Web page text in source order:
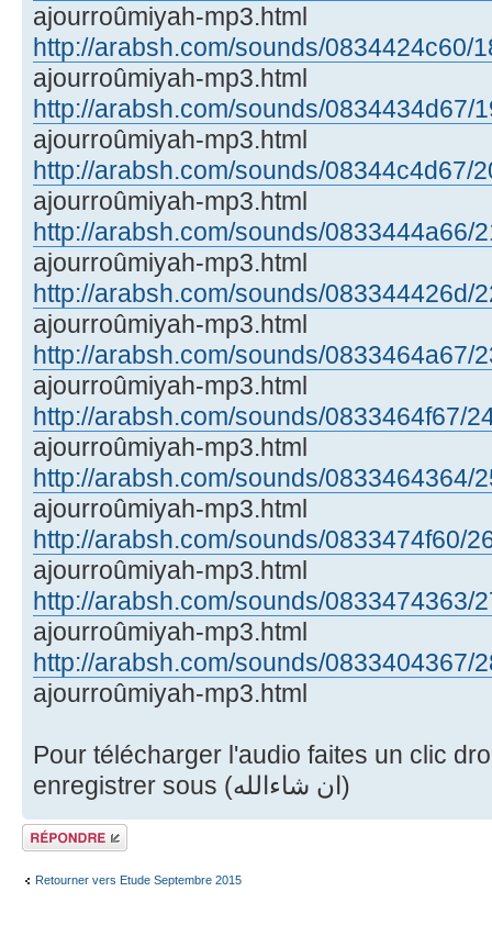
ajourroûmiyah-mp3.html
http://arabsh.com/sounds/0834424c60/
ajourroûmiyah-mp3.html
http://arabsh.com/sounds/0834434d67/
ajourroûmiyah-mp3.html
http://arabsh.com/sounds/08344c4d67/
ajourroûmiyah-mp3.html
http://arabsh.com/sounds/0833444a66/
ajourroûmiyah-mp3.html
http://arabsh.com/sounds/083344426d/
ajourroûmiyah-mp3.html
http://arabsh.com/sounds/0833464a67/
ajourroûmiyah-mp3.html
http://arabsh.com/sounds/0833464f67/
ajourroûmiyah-mp3.html
http://arabsh.com/sounds/0833464364/
ajourroûmiyah-mp3.html
http://arabsh.com/sounds/0833474f60/
ajourroûmiyah-mp3.html
http://arabsh.com/sounds/0833474363/
ajourroûmiyah-mp3.html
http://arabsh.com/sounds/0833404367/
ajourroûmiyah-mp3.html
Pour télécharger l'audio faites un clic
enregistrer sous (ان شاءالله)
Répondre
Retourner vers Etude Septembre 2015